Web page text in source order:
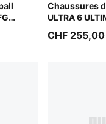
Blue JewelChaussures
ULTRA 6
Yellow
CHF 255,00